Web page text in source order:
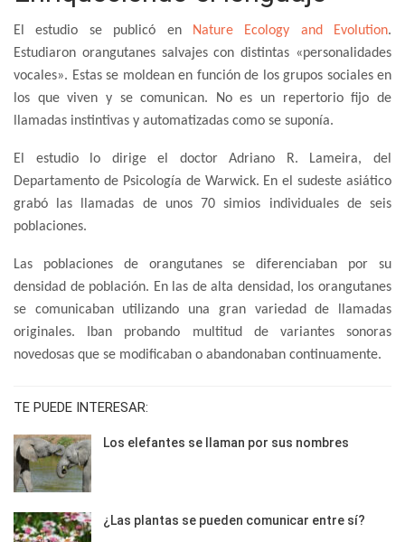
El estudio se publicó enNature Ecology and Evolution.
Estudiaron orangutanes salvajes con distintas «personalidades
vocales». Estas se moldean en función de los grupos sociales en
los que viven y se comunican. No es un repertorio fijo de
llamadas instintivas y automatizadas como se suponía.
El estudio lo dirige el doctor Adriano R. Lameira, del
Departamento de Psicología de Warwick. En el sudeste asiático
grabó las llamadas de unos 70 simios individuales de seis
poblaciones.
Las poblaciones de orangutanes se diferenciaban por su
densidad de población. En las de alta densidad, los orangutanes
se comunicaban utilizando una gran variedad de llamadas
originales. Iban probando multitud de variantes sonoras
novedosas que se modificaban o abandonaban continuamente.
TE PUEDE INTERESAR:
Los elefantes se llaman por sus nombres
¿Las plantas se pueden comunicar entre sí?